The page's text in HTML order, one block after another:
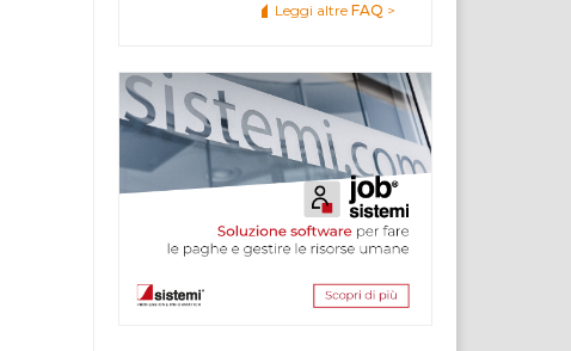
Leggi altre FAQ >